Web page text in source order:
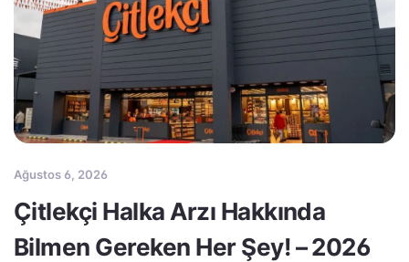
Ağustos 6, 2026
Çitlekçi Halka Arzı Hakkında
Bilmen Gereken Her Şey! – 2026